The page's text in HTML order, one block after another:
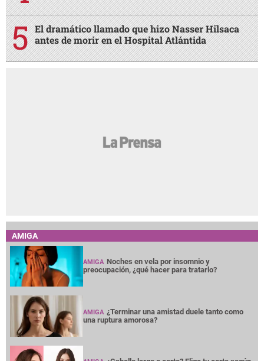
El dramático llamado que hizo Nasser Hilsaca
antes de morir en el Hospital Atlántida
AMIGA
AMIGA Noches en vela por insomnio y
preocupación, ¿qué hacer para tratarlo?
AMIGA ¿Terminar una amistad duele tanto como
una ruptura amorosa?